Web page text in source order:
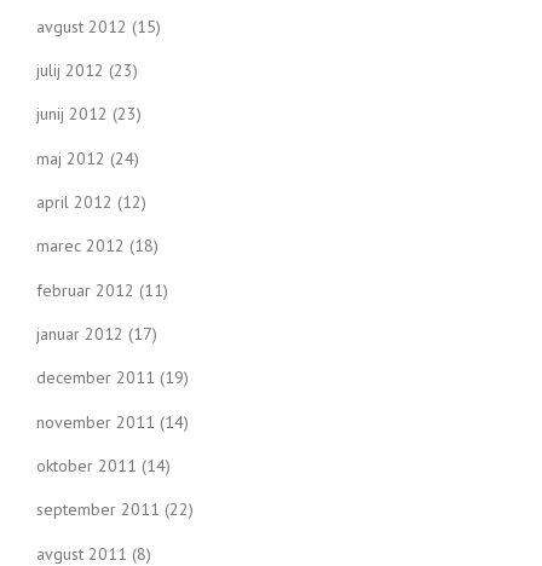
avgust 2012 (15)
julij 2012 (23)
junij 2012 (23)
maj 2012 (24)
april 2012 (12)
marec 2012 (18)
februar 2012 (11)
januar 2012 (17)
december 2011 (19)
november 2011 (14)
oktober 2011 (14)
september 2011 (22)
avgust 2011 (8)